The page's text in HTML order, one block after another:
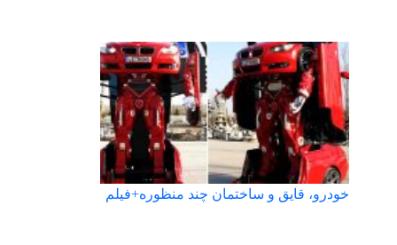
خودرو، قایق و ساختمان چند منظوره+فیلم